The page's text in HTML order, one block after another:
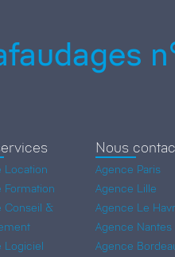
Location
Formation
Conseil &
Logiciel
Nous
Agence Paris
Agence Lille
Agence Le
Agence Nantes
Agence